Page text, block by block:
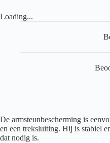
Loading...
De armsteunbescherming is
en een treksluiting. Hij is stabiel
dat nodig is.